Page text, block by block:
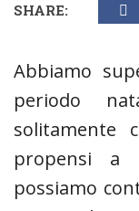
SHARE:
Abbiamo
periodo
propensi a
possiamo